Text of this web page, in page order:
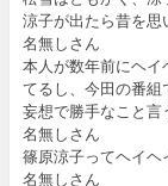
涼子が出たら昔を
名無しさん
本人が数年前にヘイ
てるし、今田の番組
妄想で勝手なこと言
名無しさん
篠原涼子ってヘイヘ
名無しさん